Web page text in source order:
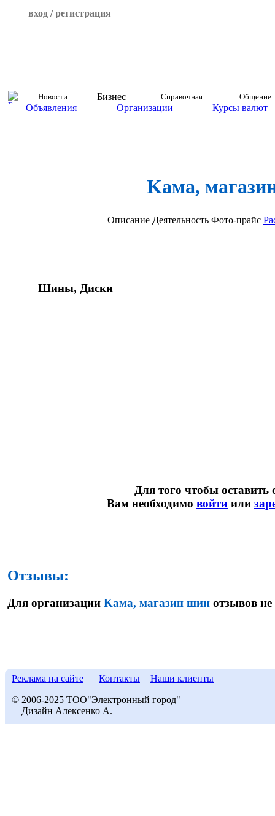
вход / регистрация
Новости Бизнес Справочная Общение
Объявления Организации Курсы валют
Kама,
Описание Деятельность Фото-прайс
Шины, Диски
Для того чтобы оставить
Вам необходимо войти или
Отзывы:
Для организации Kама, магазин шин отзывов
Реклама на сайте Контакты Наши клиенты
© 2006-2025 ТОО"Электронный город"
Дизайн Алексенко А.